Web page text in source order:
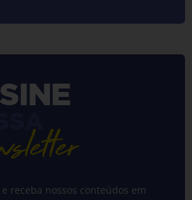
receba nossos conteúdos em